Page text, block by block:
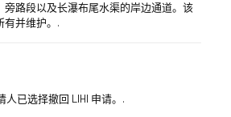
旁路段以及长瀑布尾水渠的岸边通道。该
有并维护。.
人已选择撤回 LIHI 申请。.